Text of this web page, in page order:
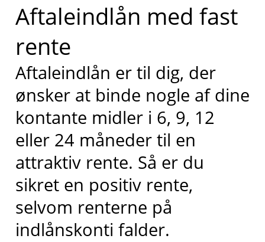
Aftaleindlån med fast
rente
Aftaleindlån er til dig, der
ønsker at binde nogle af dine
kontante midler i 6, 9, 12
eller 24 måneder til en
attraktiv rente. Så er du
sikret en positiv rente,
selvom renterne på
indlånskonti falder.